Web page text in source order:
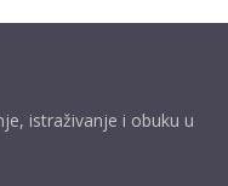
istraživanje i obuku u